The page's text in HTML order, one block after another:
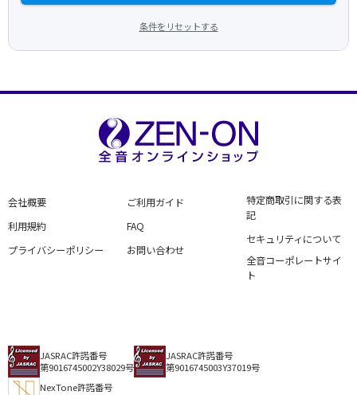
条件をリセットする
会社概要
利用規約
プライバシーポリシー
ご利用ガイド
FAQ
お問い合わせ
特定商取引に関する表
記
セキュリティについて
全音コーポレートサイ
ト
JASRAC許諾番号
第9016745002Y38029号
JASRAC許諾番号
第9016745003Y37019号
NexTone許諾番号